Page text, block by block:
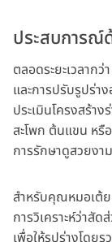
ประสบการณ์
ตลอดระยะเวลาก
และการปรับรูปร่า
ประเมินโครงสร้า
สะโพก ต้นแขน หรื
การรักษาดูสวยงา
สำหรับคุณหมอเต้ย
การวิเคราะห์ว่าสัด
เพื่อให้รูปร่างโดย